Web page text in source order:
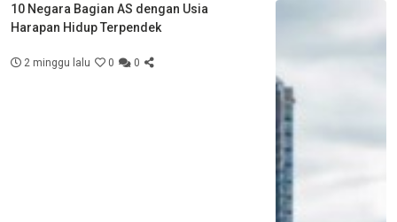
10 Negara Bagian AS dengan Usia
Harapan Hidup Terpendek
2 minggu lalu 0 0